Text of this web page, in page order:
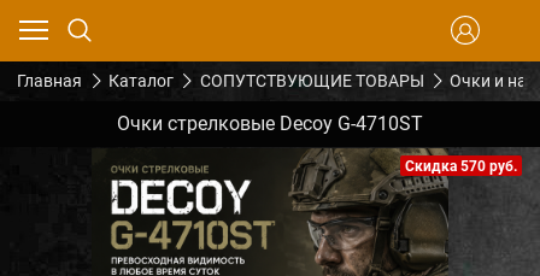
Главная Каталог СОПУТСТВУЮЩИЕ ТОВАРЫ Очки и
Очки стрелковые Decoy G-4710ST
Скидка 570 руб.